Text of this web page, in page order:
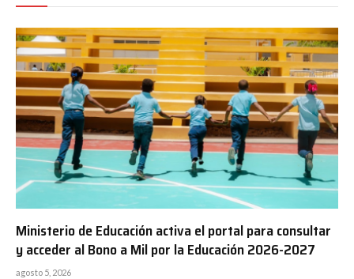
Ministerio de Educación activa el portal para consultar
y acceder al Bono a Mil por la Educación 2026-2027
agosto 5, 2026